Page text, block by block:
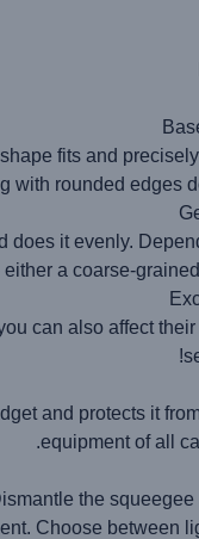
fits and
with rounded edges
it evenly.
a coarse-
can also affect
and protects it
equipment of all